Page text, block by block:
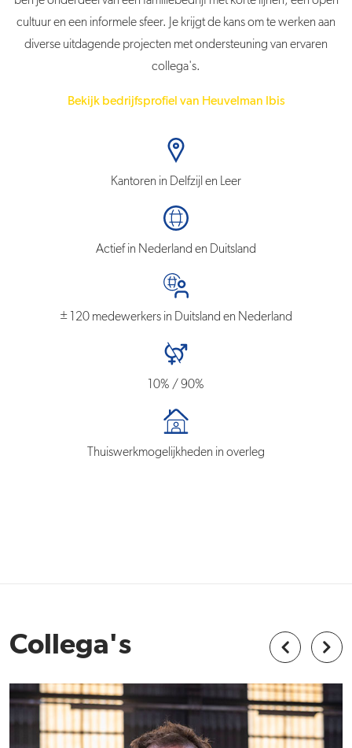
cultuur en een informele sfeer. Je krijgt de kans om te werken aan
diverse uitdagende projecten met ondersteuning van ervaren
collega's.
Bekijk bedrijfsprofiel van Heuvelman Ibis
Kantoren in Delfzijl en Leer
Actief in Nederland en Duitsland
± 120 medewerkers in Duitsland en Nederland
10% / 90%
Thuiswerkmogelijkheden in overleg
Collega's